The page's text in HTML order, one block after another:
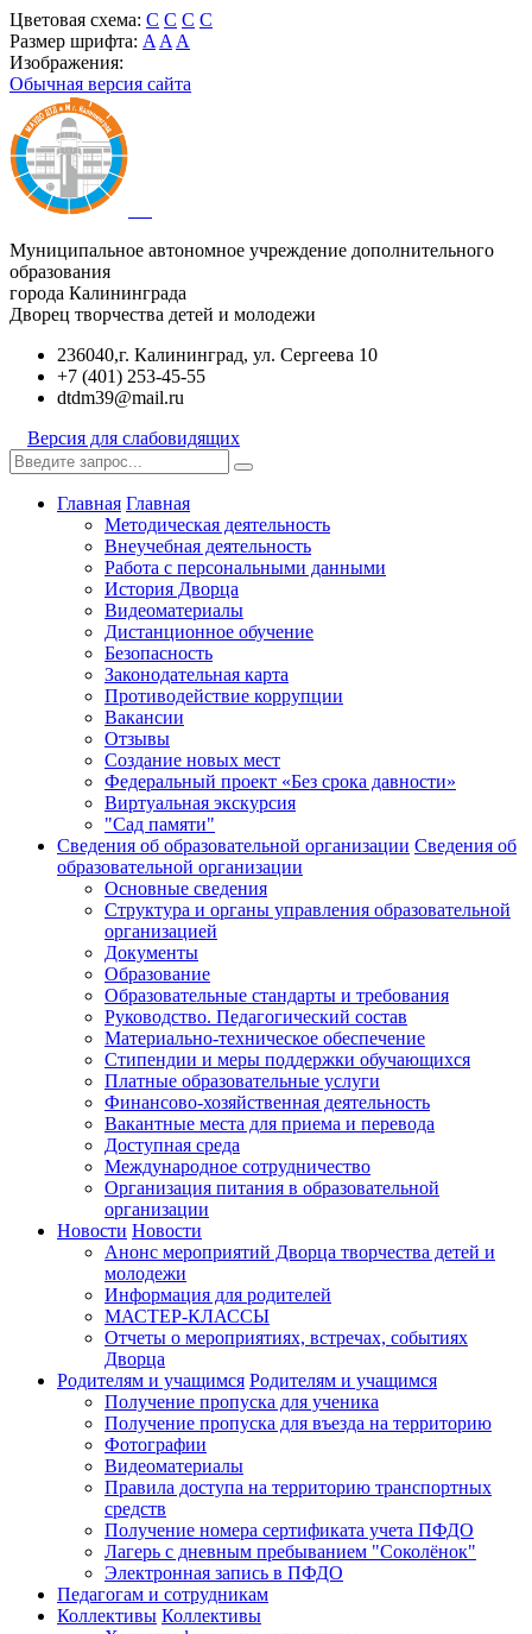
Цветовая схема: C C C C
Размер шрифта: A A A
Изображения:
Обычная версия сайта
Муниципальное автономное учреждение дополнительного
образования
города Калининграда
Дворец творчества детей и молодежи
236040,г. Калининград, ул. Сергеева 10
+7 (401) 253-45-55
dtdm39@mail.ru
Версия для слабовидящих
Главная Главная
Методическая деятельность
Внеучебная деятельность
Работа с персональными данными
История Дворца
Видеоматериалы
Дистанционное обучение
Безопасность
Законодательная карта
Противодействие коррупции
Вакансии
Отзывы
Создание новых мест
Федеральный проект «Без срока давности»
Виртуальная экскурсия
"Сад памяти"
Сведения об образовательной организации Сведения об
образовательной организации
Основные сведения
Структура и органы управления образовательной
организацией
Документы
Образование
Образовательные стандарты и требования
Руководство. Педагогический состав
Материально-техническое обеспечение
Стипендии и меры поддержки обучающихся
Платные образовательные услуги
Финансово-хозяйственная деятельность
Вакантные места для приема и перевода
Доступная среда
Международное сотрудничество
Организация питания в образовательной
организации
Новости Новости
Анонс мероприятий Дворца творчества детей и
молодежи
Информация для родителей
МАСТЕР-КЛАССЫ
Отчеты о мероприятиях, встречах, событиях
Дворца
Родителям и учащимся Родителям и учащимся
Получение пропуска для ученика
Получение пропуска для въезда на территорию
Фотографии
Видеоматериалы
Правила доступа на территорию транспортных
средств
Получение номера сертификата учета ПФДО
Лагерь с дневным пребыванием "Соколёнок"
Электронная запись в ПФДО
Педагогам и сотрудникам
Коллективы Коллективы